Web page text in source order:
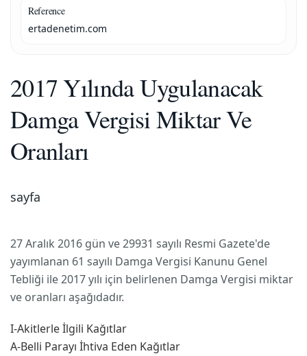
Reference
ertadenetim.com
2017 Yılında Uygulanacak
Damga Vergisi Miktar Ve
Oranları
sayfa
27 Aralık 2016 gün ve 29931 sayılı Resmi Gazete'de
yayımlanan 61 sayılı Damga Vergisi Kanunu Genel
Tebliği ile 2017 yılı için belirlenen Damga Vergisi miktar
ve oranları aşağıdadır.
I-Akitlerle İlgili Kağıtlar
A-Belli Parayı İhtiva Eden Kağıtlar